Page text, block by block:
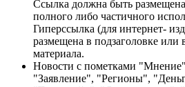
Ссылка должна быть
полного либо частичного
Гиперссылка (для интернет-
размещена в подзаголовке или
материала.
Новости с пометками
"Заявление", "Регионы",